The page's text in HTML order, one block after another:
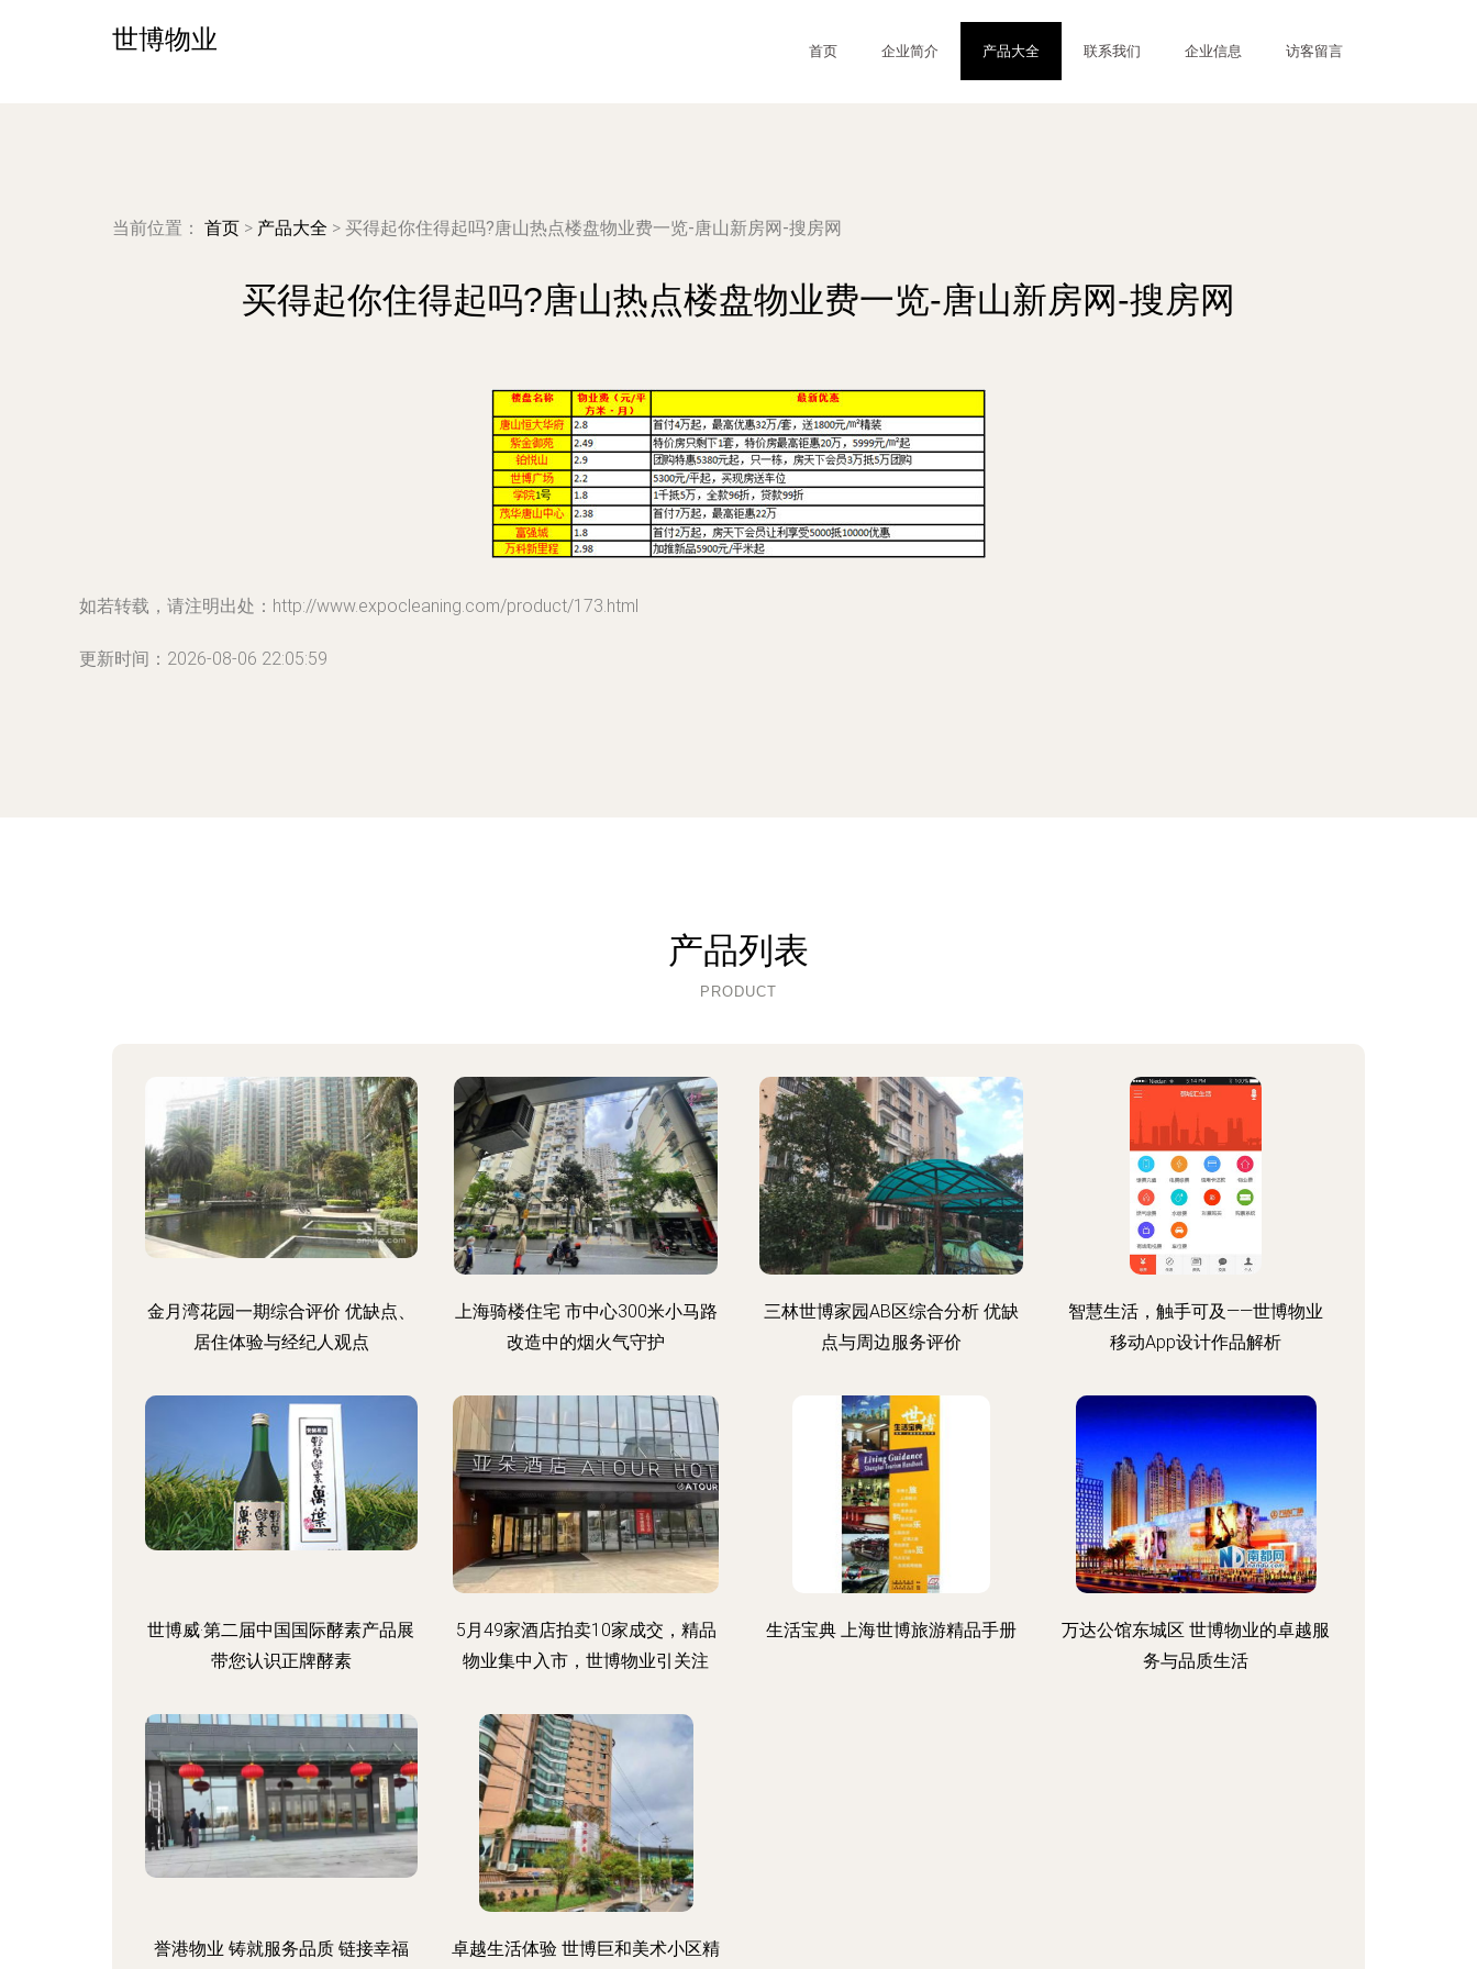
世博物业 首页 企业简介 产品大全 联系我们 企业信息 访客留言
当前位置： 首页 > 产品大全 > 买得起你住得起吗?唐山热点楼盘物业费一览-唐山新房网-搜房网
买得起你住得起吗?唐山热点楼盘物业费一览-唐山新房网-搜房网
如若转载，请注明出处：http://www.expocleaning.com/product/173.html
更新时间：2026-08-06 22:05:59
产品列表
PRODUCT
金月湾花园一期综合评价 优缺点、
居住体验与经纪人观点
上海骑楼住宅 市中心300米小马路
改造中的烟火气守护
三林世博家园AB区综合分析 优缺
点与周边服务评价
智慧生活，触手可及——世博物业
移动App设计作品解析
世博威·第二届中国国际酵素产品展
带您认识正牌酵素
5月49家酒店拍卖10家成交，精品
物业集中入市，世博物业引关注
生活宝典 上海世博旅游精品手册
万达公馆东城区 世博物业的卓越服
务与品质生活
誉港物业 铸就服务品质 链接幸福 卓越生活体验 世博巨和美术小区精